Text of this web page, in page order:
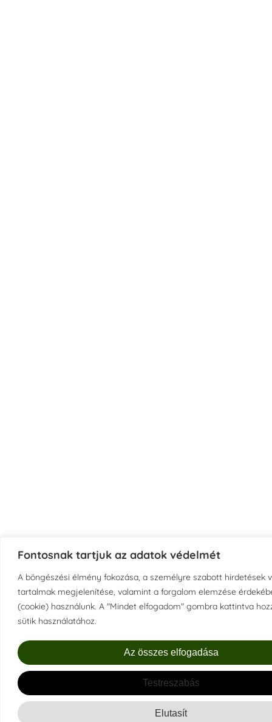
Fontosnak tartjuk az adatok védelmét
A böngészési élmény fokozása, a személyre szabott hirdetések
tartalmak megjelenítése, valamint a forgalom elemzése
(cookie) használunk. A "Mindet elfogadom" gombra kattintva
sütik használatához.
Testreszabás
Elutasít
Az összes elfogadása